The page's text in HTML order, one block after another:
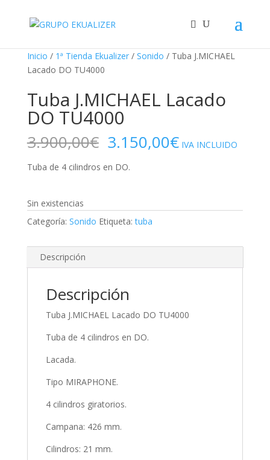
Inicio / 1ª Tienda Ekualizer/ Sonido / Tuba J.MICHAEL
Lacado DO TU4000
¡Oferta!
Tuba J.MICHAEL Lacado
DO TU4000
3.900,00€ El
precio
original
3.150,00€El
precio
IVA INCLUIDO
Tuba de 4 cilindros en DO.
Sin existencias
Categoría: Sonido Etiqueta:tuba
Descripción
Descripción
Tuba J.MICHAEL Lacado DO TU4000
Tuba de 4 cilindros en DO.
Lacada.
Tipo MIRAPHONE.
4 cilindros giratorios.
Campana: 426 mm.
Cilindros: 21 mm.